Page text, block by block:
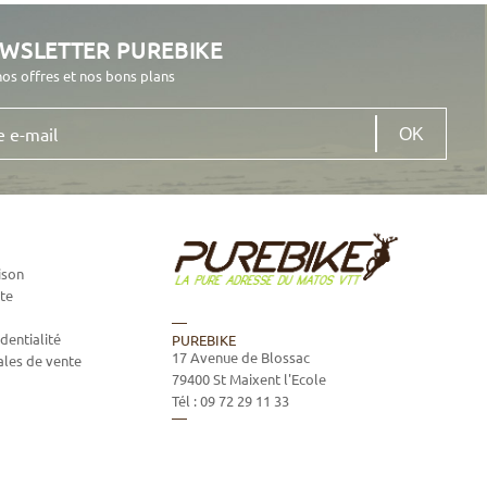
PUREBIKE
offres et nos bons plans
de vente
PUREBIKE
17 Avenue de Blossac
79400St Maixent l'Ecole
Tél :09 72 29 11 33